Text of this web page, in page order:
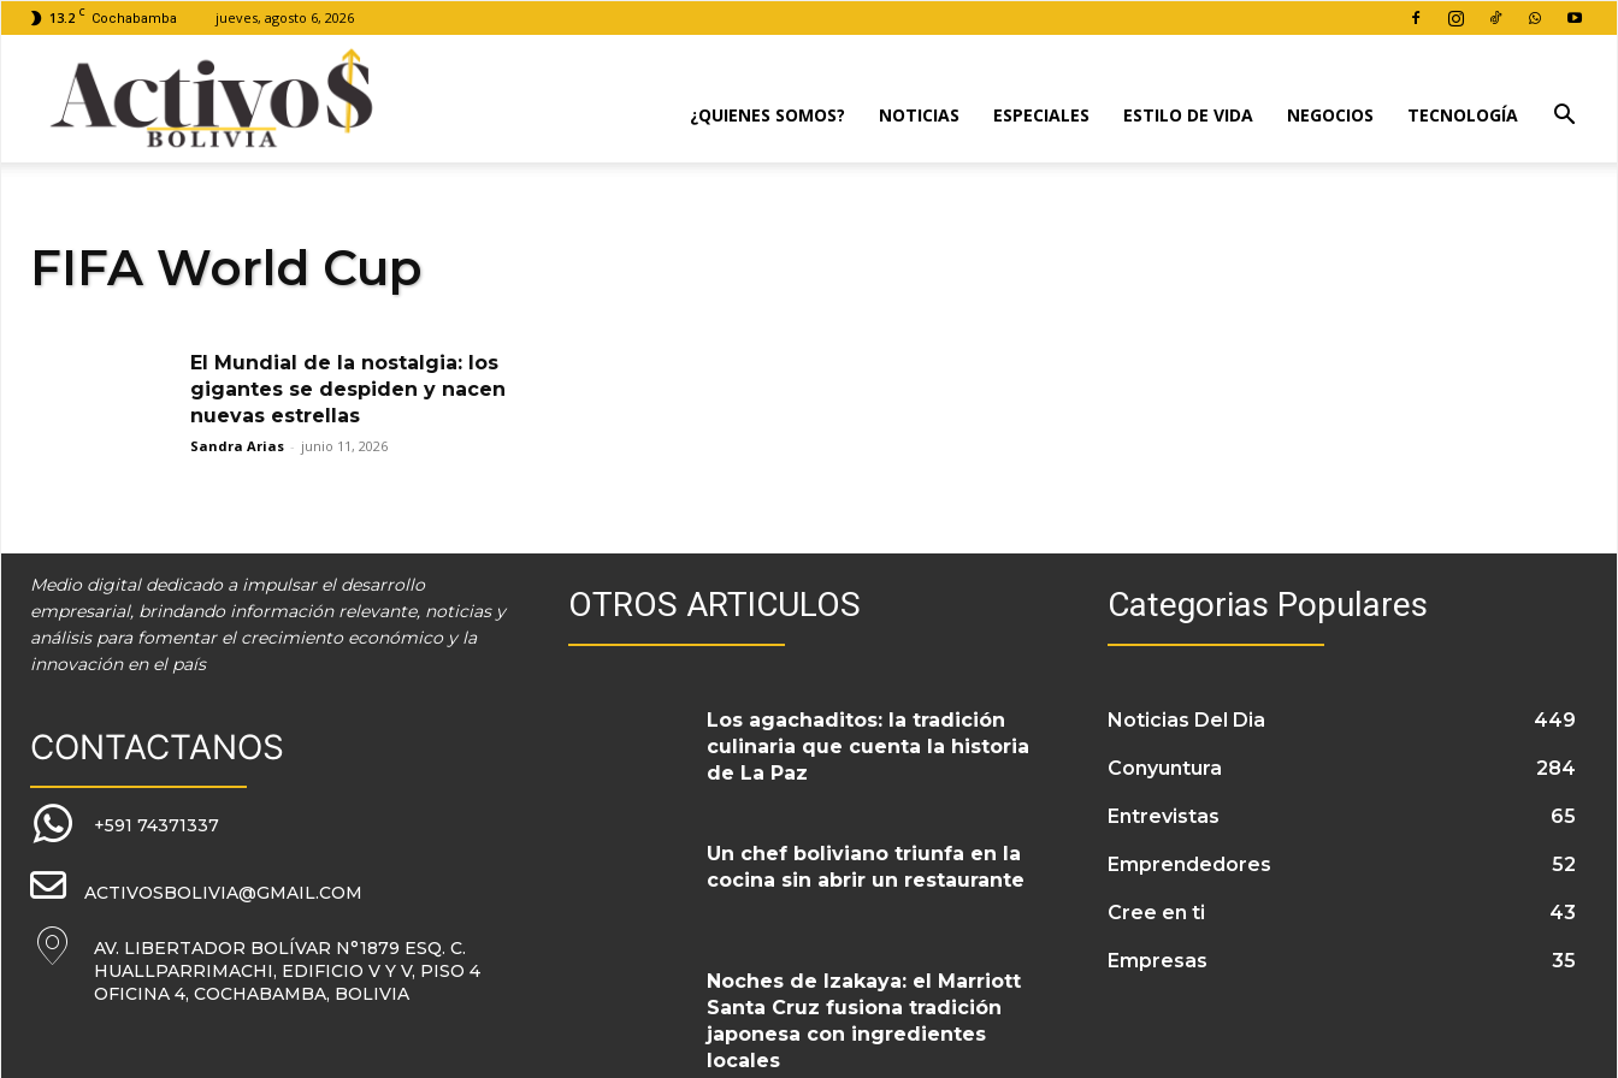
13.2 C Cochabamba jueves, agosto 6, 2026
¿QUIENES SOMOS? NOTICIAS ESPECIALES ESTILO DE VIDA NEGOCIOS TECNOLOGÍA
FIFA World Cup
El Mundial de la nostalgia: los
gigantes se despiden y nacen
nuevas estrellas
Sandra Arias - junio 11, 2026
Medio digital dedicado a impulsar el desarrollo
empresarial, brindando información relevante, noticias y
análisis para fomentar el crecimiento económico y la
innovación en el país
CONTACTANOS
+591 74371337
ACTIVOSBOLIVIA@GMAIL.COM
AV. LIBERTADOR BOLÍVAR N°1879 ESQ. C.
HUALLPARRIMACHI, EDIFICIO V Y V, PISO 4
OFICINA 4, COCHABAMBA, BOLIVIA
OTROS ARTICULOS
Los agachaditos: la tradición
culinaria que cuenta la historia
de La Paz
Un chef boliviano triunfa en la
cocina sin abrir un restaurante
Noches de Izakaya: el Marriott
Santa Cruz fusiona tradición
japonesa con ingredientes
locales
Categorias Populares
Noticias Del Dia 449
Conyuntura 284
Entrevistas 65
Emprendedores 52
Cree en ti 43
Empresas 35